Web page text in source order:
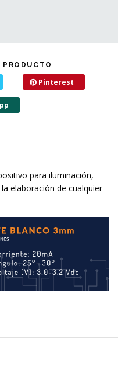
Pinterest
para iluminación,
elaboración de cualquier